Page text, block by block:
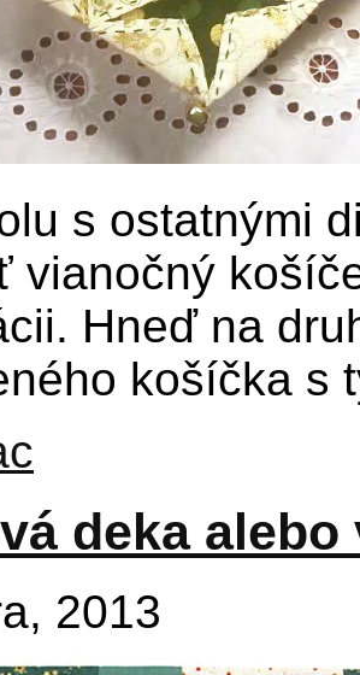
s ostatnými
vianočný
Hneď na
košíčka s
deka
2013